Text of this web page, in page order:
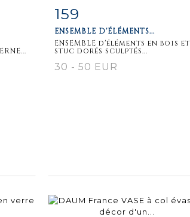
Item detail
159
ENSEMBLE D'ÉLÉMENTS...
ENSEMBLE d'éléments en bois et
stuc dorés sculptés...
30 - 50 EUR